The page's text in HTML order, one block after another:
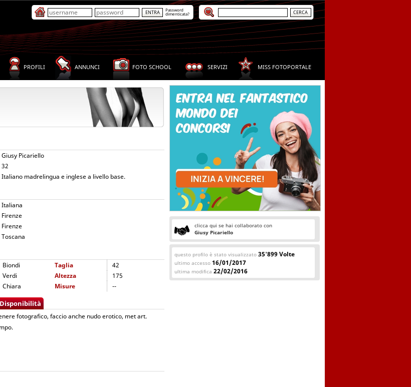
Password
dimenticata?
PROFILI ANNUNCI FOTO SCHOOL SERVIZI MISS FOTOPORTALE
Giusy Picariello
32
Italiano madrelingua e inglese a livello base.
Italiana
Firenze
Firenze
Toscana
Biondi Taglia
42
Verdi Altezza
175
Chiara Misure --
fotografico, faccio anche nudo erotico, met art.
clicca qui se hai collaborato con
Giusy Picariello
questo profilo è stato visualizzato 35'899 Volte
ultimo accesso 16/01/2017
ultima modifica 22/02/2016